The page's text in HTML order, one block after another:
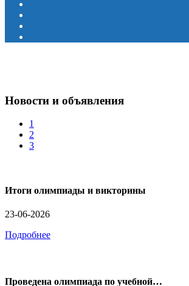
Новости и объявления
1
2
3
Итоги олимпиады и викторины
23-06-2026
Подробнее
Проведена олимпиада по учебной…